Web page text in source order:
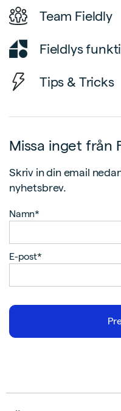
Team Fieldly
Fieldlys
Tips & Tricks
Missa inget från
Skriv in din email
nyhetsbrev.
Namn*
E-post*